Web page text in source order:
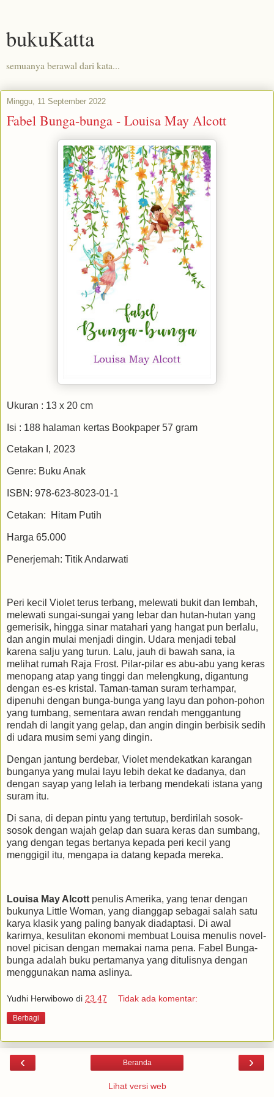
bukuKatta
semuanya berawal dari kata...
Minggu, 11 September 2022
Fabel Bunga-bunga - Louisa May Alcott
Ukuran : 13 x 20 cm
Isi : 188 halaman kertas Bookpaper 57 gram
Cetakan I, 2023
Genre: Buku Anak
ISBN: 978-623-8023-01-1
Cetakan: Hitam Putih
Harga 65.000
Penerjemah: Titik Andarwati
Peri kecil Violet terus terbang, melewati bukit dan lembah,
melewati sungai-sungai yang lebar dan hutan-hutan yang
gemerisik, hingga sinar matahari yang hangat pun berlalu,
dan angin mulai menjadi dingin. Udara menjadi tebal
karena salju yang turun. Lalu, jauh di bawah sana, ia
melihat rumah Raja Frost. Pilar-pilar es abu-abu yang keras
menopang atap yang tinggi dan melengkung, digantung
dengan es-es kristal. Taman-taman suram terhampar,
dipenuhi dengan bunga-bunga yang layu dan pohon-pohon
yang tumbang, sementara awan rendah menggantung
rendah di langit yang gelap, dan angin dingin berbisik sedih
di udara musim semi yang dingin.
Dengan jantung berdebar, Violet mendekatkan karangan
bunganya yang mulai layu lebih dekat ke dadanya, dan
dengan sayap yang lelah ia terbang mendekati istana yang
suram itu.
Di sana, di depan pintu yang tertutup, berdirilah sosok-
sosok dengan wajah gelap dan suara keras dan sumbang,
yang dengan tegas bertanya kepada peri kecil yang
menggigil itu, mengapa ia datang kepada mereka.
Louisa May Alcott penulis Amerika, yang tenar dengan
bukunya Little Woman, yang dianggap sebagai salah satu
karya klasik yang paling banyak diadaptasi. Di awal
karirnya, kesulitan ekonomi membuat Louisa menulis novel-
novel picisan dengan memakai nama pena. Fabel Bunga-
bunga adalah buku pertamanya yang ditulisnya dengan
menggunakan nama aslinya.
Yudhi Herwibowo di 23.47 Tidak ada komentar:
Berbagi
‹ ›
Beranda
Lihat versi web